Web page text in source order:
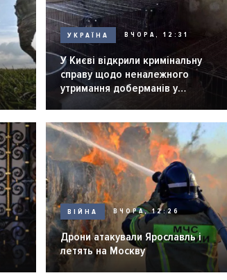
УКРАЇНА ВЧОРА, 12:31
У Києві відкрили кримінальну
справу щодо неналежного
утримання доберманів у
розпліднику
ВІЙНА ВЧОРА, 12:26
Дрони атакували Ярославль і
летять на Москву